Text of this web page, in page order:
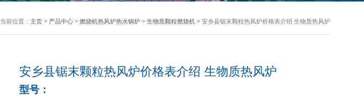
当前位置： 主页> 产品中心> 燃烧机热风炉热水锅炉> 生物质颗粒燃烧机> 安乡县锯末颗粒热风炉价格表介绍 生物质热风炉
安乡县锯末颗粒热风炉价格表介绍 生物质热风炉
型号：